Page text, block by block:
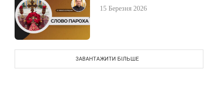
15 Березня 2026
ЗАВАНТАЖИТИ БІЛЬШЕ